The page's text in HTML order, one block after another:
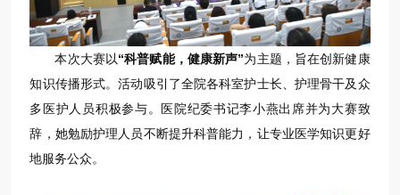
本次大赛以“科普赋能，健康新声”为主题，旨在创新健康
知识传播形式。活动吸引了全院各科室护士长、护理骨干及众
多医护人员积极参与。医院纪委书记李小燕出席并为大赛致
辞，她勉励护理人员不断提升科普能力，让专业医学知识更好
地服务公众。